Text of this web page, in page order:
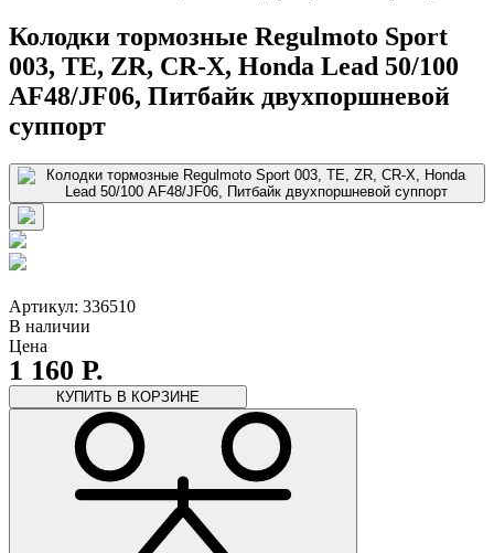
Колодки тормозные Regulmoto Sport
003, TE, ZR, CR-X, Honda Lead 50/100
AF48/JF06, Питбайк двухпоршневой
суппорт
Артикул: 336510
В наличии
Цена
1 160 Р.
КУПИТЬ В КОРЗИНЕ